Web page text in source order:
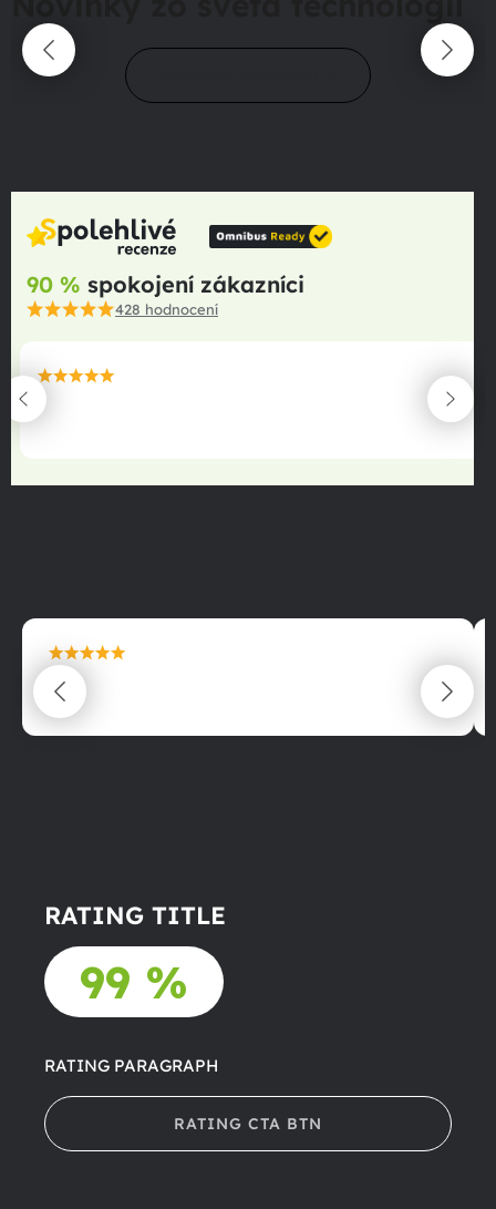
90 % spokojení zákazníci
428 hodnocení
maximální spokojenost
22.06.2025
maximální spokojenost
22.06.2025
RATING TITLE
99 %
RATING PARAGRAPH
RATING CTA BTN